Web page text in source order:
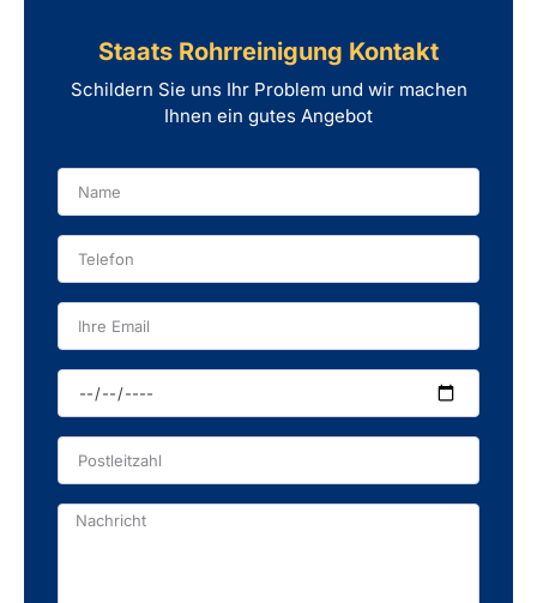
Staats Rohrreinigung Kontakt
Schildern Sie uns Ihr Problem und wir machen
Ihnen ein gutes Angebot